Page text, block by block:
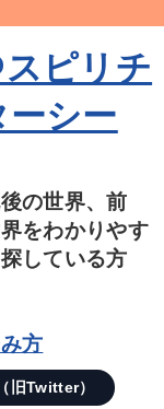
ピリチ
シー
の世界、前
をわかりやす
している方
方
旧Twitter）